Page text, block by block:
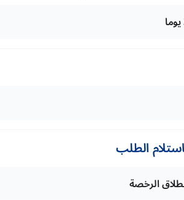
الطلب
الرخصة